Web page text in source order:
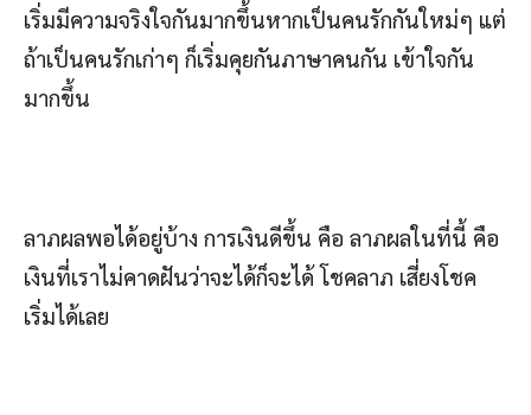
เริ่มมีความจริงใจกันมากขึ้นหากเป็นคนรักกันใหม่ๆ แต่
ถ้าเป็นคนรักเก่าๆ ก็เริ่มคุยกันภาษาคนกัน เข้าใจกัน
มากขึ้น
ลาภผลพอได้อยู่บ้าง การเงินดีขึ้น คือ ลาภผลในที่นี้ คือ
เงินที่เราไม่คาดฝันว่าจะได้ก็จะได้ โชคลาภ เสี่ยงโชค
เริ่มได้เลย